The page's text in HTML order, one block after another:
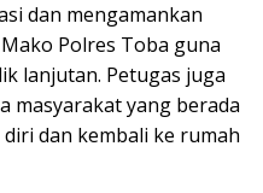
dan mengamankan
Polres Toba guna
lanjutan. Petugas juga
masyarakat yang berada
dan kembali ke rumah